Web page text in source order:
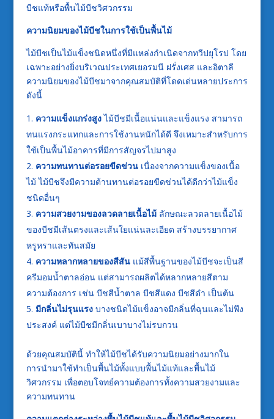
บีชแท้หรือพื้นไม้บีชวิศวกรรม
ความนิยมของไม้บีชในการใช้เป็นพื้นไม้
ไม้บีชเป็นไม้แข็งชนิดหนึ่งที่มีแหล่งกำเนิดจากทวีปยุโรป โดย
เฉพาะอย่างยิ่งบริเวณประเทศเยอรมนี ฝรั่งเศส และอิตาลี
ความนิยมของไม้บีชมาจากคุณสมบัติที่โดดเด่นหลายประการ
ดังนี้
ความแข็งแกร่งสูงไม้บีชมีเนื้อแน่นและแข็งแรง สามารถ
ทนแรงกระแทกและการใช้งานหนักได้ดี จึงเหมาะสำหรับการ
ใช้เป็นพื้นไม้อาคารที่มีการสัญจรไปมาสูง
ความทนทานต่อรอยขีดข่วนเนื่องจากความแข็งของเนื้อ
ไม้ ไม้บีชจึงมีความต้านทานต่อรอยขีดข่วนได้ดีกว่าไม้แข็ง
ชนิดอื่นๆ
ความสวยงามของลวดลายเนื้อไม้ลักษณะลวดลายเนื้อไม้
ของบีชมีเส้นตรงและเส้นใยแน่นละเอียด สร้างบรรยากาศ
หรูหราและทันสมัย
ความหลากหลายของสีสันแม้สีพื้นฐานของไม้บีชจะเป็นสี
ครีมอมน้ำตาลอ่อน แต่สามารถผลิตได้หลากหลายสีตาม
ความต้องการ เช่น บีชสีน้ำตาล บีชสีแดง บีชสีดำ เป็นต้น
มีกลิ่นไม่รุนแรงบางชนิดไม้แข็งอาจมีกลิ่นที่ฉุนและไม่พึง
ประสงค์ แต่ไม้บีชมีกลิ่นเบาบางไม่รบกวน
ด้วยคุณสมบัตินี้ ทำให้ไม้บีชได้รับความนิยมอย่างมากใน
การนำมาใช้ทำเป็นพื้นไม้ทั้งแบบพื้นไม้แท้และพื้นไม้
วิศวกรรม เพื่อตอบโจทย์ความต้องการทั้งความสวยงามและ
ความทนทาน